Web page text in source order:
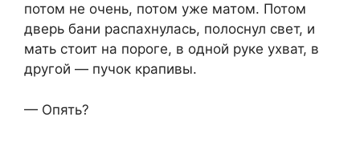
потом не очень, потом уже матом. Потом
дверь бани распахнулась, полоснул свет, и
мать стоит на пороге, в одной руке ухват, в
другой — пучок крапивы.
— Опять?